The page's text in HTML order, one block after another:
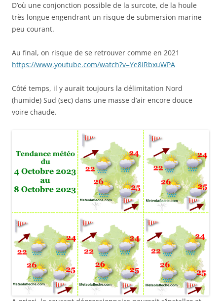
D’où une conjonction possible de la surcote, de la houle
très longue engendrant un risque de submersion marine
peu courant.
Au final, on risque de se retrouver comme en 2021
https://www.youtube.com/watch?v=Ye8iRbxuWPA
Côté temps, il y aurait toujours la délimitation Nord
(humide) Sud (sec) dans une masse d’air encore douce
voire chaude.